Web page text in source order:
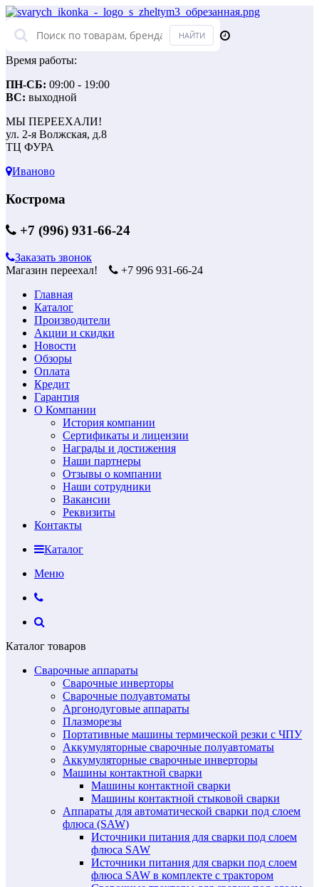
Время работы:
ПН-СБ: 09:00 - 19:00
ВС: выходной
МЫ ПЕРЕЕХАЛИ!
ул. 2-я Волжская, д.8
ТЦ ФУРА
Иваново
Кострома
+7 (996) 931-66-24
Заказать звонок
Магазин переехал!
+7 996 931-66-24
Главная
Каталог
Производители
Акции и скидки
Новости
Обзоры
Оплата
Кредит
Гарантия
О Компании
История компании
Сертификаты и лицензии
Награды и достижения
Наши партнеры
Отзывы о компании
Наши сотрудники
Вакансии
Реквизиты
Контакты
Каталог
Меню
Каталог товаров
Сварочные аппараты
Сварочные инверторы
Сварочные полуавтоматы
Аргонодуговые аппараты
Плазморезы
Портативные машины термической резки с ЧПУ
Аккумуляторные сварочные полуавтоматы
Аккумуляторные сварочные инверторы
Машины контактной сварки
Машины контактной сварки
Машины контактной стыковой сварки
Аппараты для автоматической сварки под слоем
флюса (SAW)
Источники питания для сварки под слоем
флюса SAW
Источники питания для сварки под слоем
флюса SAW в комплекте с трактором